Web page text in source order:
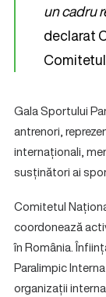
un cadru
declarat
Gala Sportului
antrenori,
internaționali,
susținători ai
Comitetul
coordonează
în România.
Paralimpic
organizații